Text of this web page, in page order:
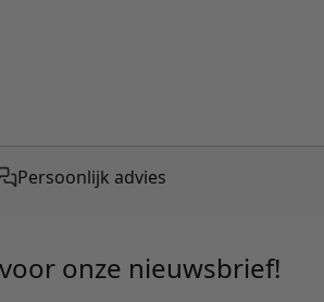
verzending vanaf €50,-
onze nieuwsbrief!